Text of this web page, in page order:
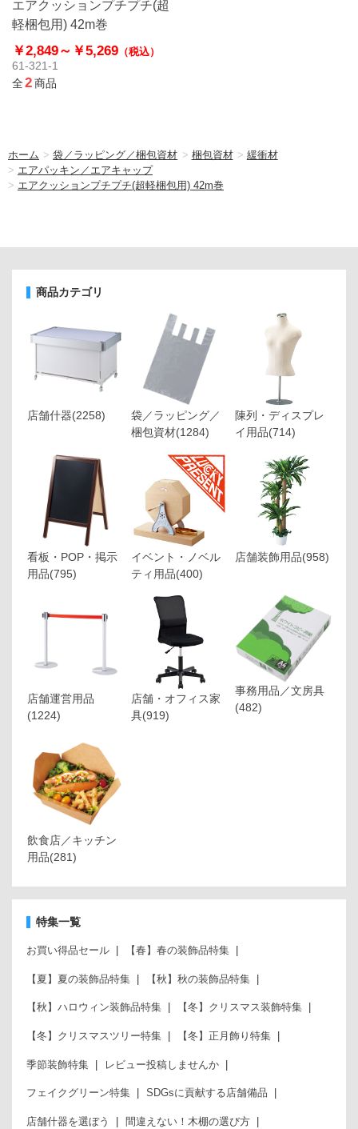
エアクッションプチプチ(超
軽梱包用) 42m巻
￥2,849～ ￥5,269 （税込）
61-321-1
全2商品
ホーム >袋／ラッピング／梱包資材 > 梱包資材 > 緩衝材
> エアパッキン／エアキャップ
> エアクッションプチプチ(超軽梱包用) 42m巻
商品カテゴリ
店舗什器(2258)
袋／ラッピング／
梱包資材(1284)
陳列・ディスプレ
イ用品(714)
看板・POP・掲示
用品(795)
イベント・ノベル
ティ用品(400)
店舗装飾用品(958)
店舗運営用品
(1224)
店舗・オフィス家
具(919)
事務用品／文房具
(482)
飲食店／キッチン
用品(281)
特集一覧
お買い得品セール 【春】春の装飾品特集
【夏】夏の装飾品特集 【秋】秋の装飾品特集
【秋】ハロウィン装飾品特集 【冬】クリスマス装飾特集
【冬】クリスマスツリー特集 【冬】正月飾り特集
季節装飾特集 レビュー投稿しませんか
フェイクグリーン特集 SDGsに貢献する店舗備品
店舗什器を選ぼう 間違えない！木棚の選び方